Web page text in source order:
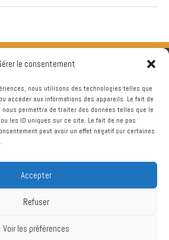
le consentement
nous utilisons des technologies telles que
accéder aux informations des appareils. Le fait de
permettra de traiter des données telles que le
les ID uniques sur ce site. Le fait de ne pas
peut avoir un effet négatif sur certaines
Accepter
Refuser
Voir les préférences
© 2026Chtriman Gravelines